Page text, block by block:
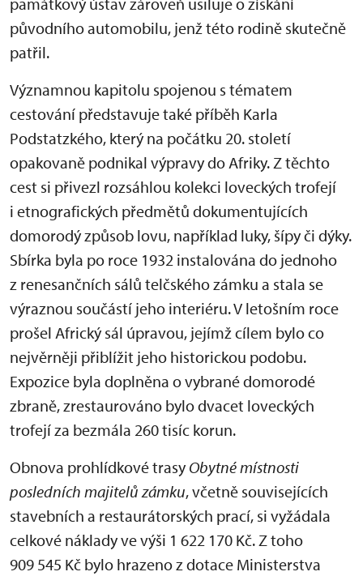
původního automobilu, jenž této rodině skutečně
patřil.
Významnou kapitolu spojenou s tématem
cestování představuje také příběh Karla
Podstatzkého, který na počátku 20. století
opakovaně podnikal výpravy do Afriky. Z těchto
cest si přivezl rozsáhlou kolekci loveckých trofejí
i etnografických předmětů dokumentujících
domorodý způsob lovu, například luky, šípy či dýky.
Sbírka byla po roce 1932 instalována do jednoho
z renesančních sálů telčského zámku a stala se
výraznou součástí jeho interiéru. V letošním roce
prošel Africký sál úpravou, jejímž cílem bylo co
nejvěrněji přiblížit jeho historickou podobu.
Expozice byla doplněna o vybrané domorodé
zbraně, zrestaurováno bylo dvacet loveckých
trofejí za bezmála 260 tisíc korun.
Obnova prohlídkové trasy Obytné místnosti
posledních majitelů zámku, včetně souvisejících
stavebních a restaurátorských prací, si vyžádala
celkové náklady ve výši 1 622 170 Kč. Z toho
909 545 Kč bylo hrazeno z dotace Ministerstva